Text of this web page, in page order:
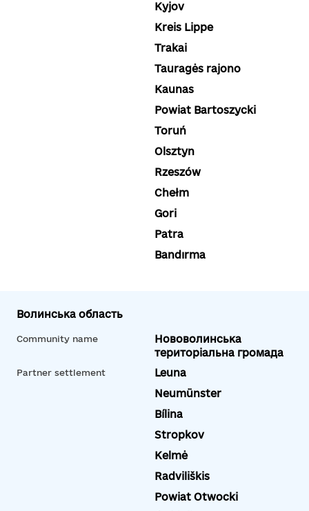
Kyjov
Kreis Lippe
Trakai
Tauragės rajono
Kaunas
Powiat Bartoszycki
Toruń
Olsztyn
Rzeszów
Chełm
Gori
Patra
Bandırma
Волинська область
Community name
Нововолинська
територіальна громада
Partner settlement
Leuna
Neumünster
Bílina
Stropkov
Kelmė
Radviliškis
Powiat Otwocki